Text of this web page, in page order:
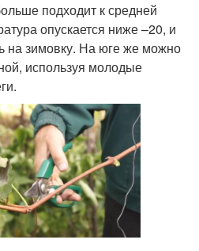
подходит к средней
опускается ниже –20, и
на зимовку. На юге же можно
используя молодые